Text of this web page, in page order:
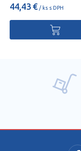
44,43 € / ks s DPH